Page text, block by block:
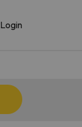
Login